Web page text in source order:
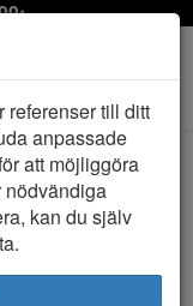
referenser till ditt
anpassade
att möjliggöra
nödvändiga
kan du själv